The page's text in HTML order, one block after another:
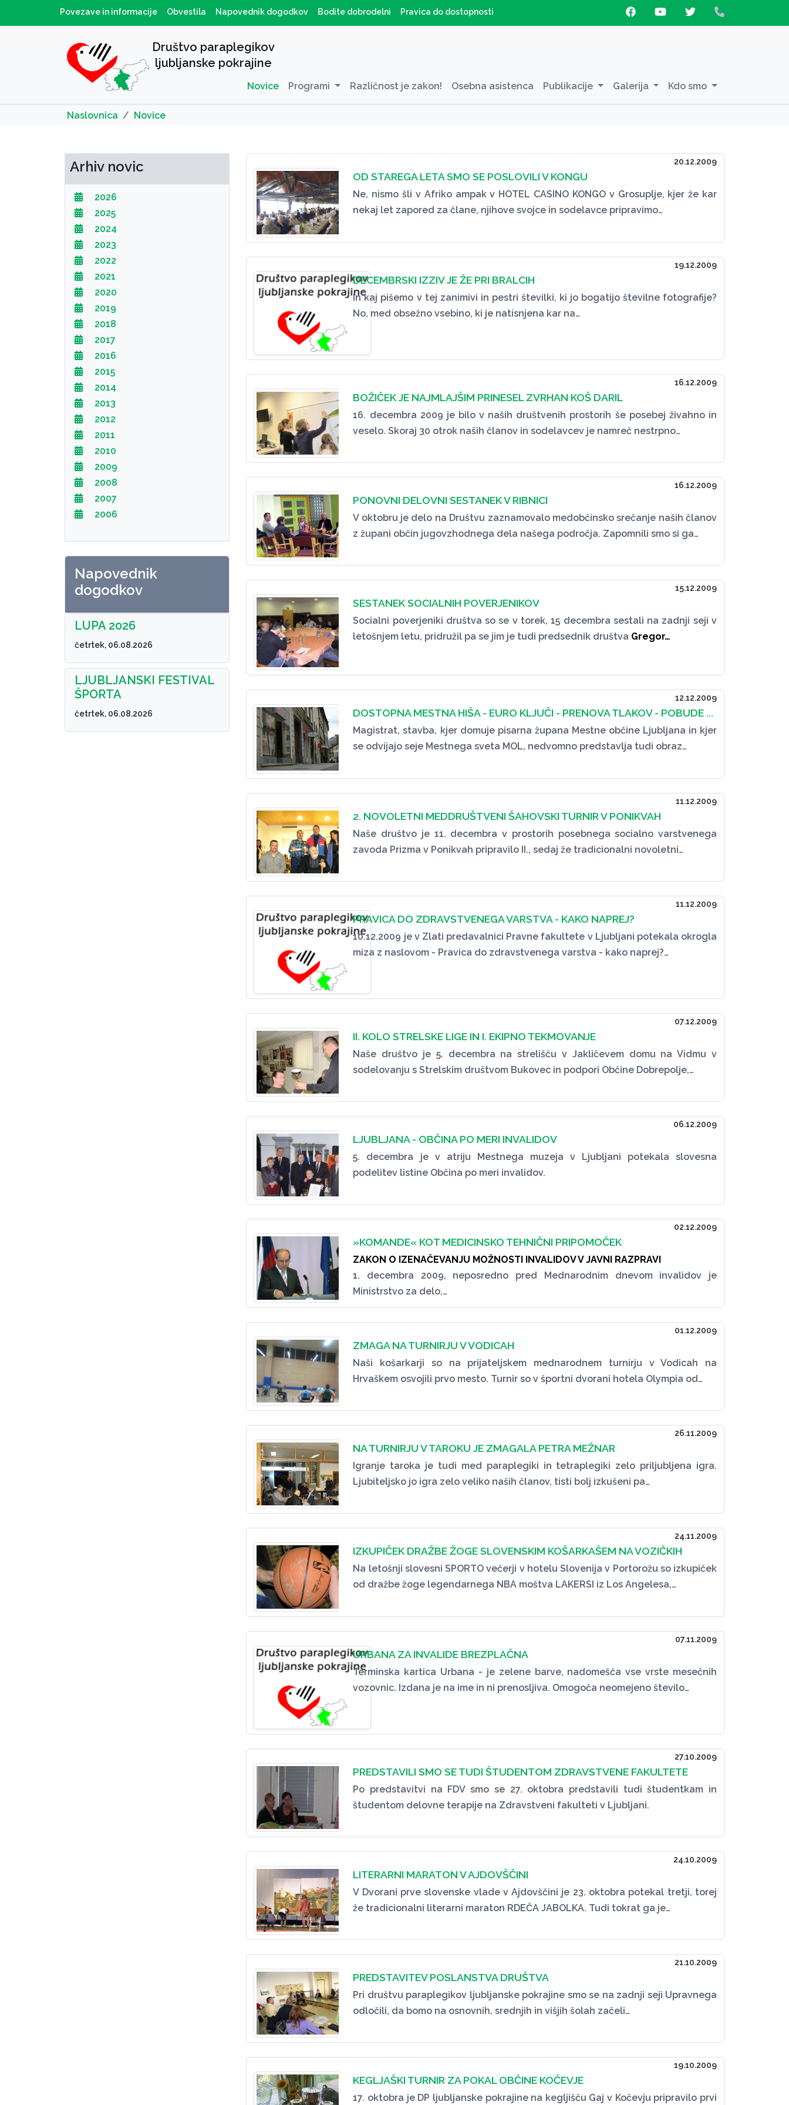
Povezave in informacije Obvestila Napovednik dogodkov Bodite dobrodelni Pravica do dostopnosti
Društvo paraplegikov
ljubljanske pokrajine
Novice Programi Različnost je zakon! Osebna asistenca Publikacije Galerija Kdo smo
Naslovnica Novice
Arhiv novic
2026
2025
2024
2023
2022
2021
2020
2019
2018
2017
2016
2015
2014
2013
2012
2011
2010
2009
2008
2007
2006
Napovednik
dogodkov
LUPA 2026
četrtek, 06.08.2026
LJUBLJANSKI FESTIVAL
ŠPORTA
četrtek, 06.08.2026
20.12.2009
OD STAREGA LETA SMO SE POSLOVILI V KONGU
Ne, nismo šli v Afriko ampak v HOTEL CASINO KONGO v Grosuplje, kjer že kar
nekaj let zapored za člane, njihove svojce in sodelavce pripravimo…
19.12.2009
DECEMBRSKI IZZIV JE ŽE PRI BRALCIH
In kaj pišemo v tej zanimivi in pestri številki, ki jo bogatijo številne fotografije?
No, med obsežno vsebino, ki je natisnjena kar na…
16.12.2009
BOŽIČEK JE NAJMLAJŠIM PRINESEL ZVRHAN KOŠ DARIL
16. decembra 2009 je bilo v naših društvenih prostorih še posebej živahno in
veselo. Skoraj 30 otrok naših članov in sodelavcev je namreč nestrpno…
16.12.2009
PONOVNI DELOVNI SESTANEK V RIBNICI
V oktobru je delo na Društvu zaznamovalo medobčinsko srečanje naših članov
z župani občin jugovzhodnega dela našega področja. Zapomnili smo si ga…
15.12.2009
SESTANEK SOCIALNIH POVERJENIKOV
Socialni poverjeniki društva so se v torek, 15 decembra sestali na zadnji seji v
letošnjem letu, pridružil pa se jim je tudi predsednik društva Gregor…
12.12.2009
DOSTOPNA MESTNA HIŠA - EURO KLJUČI - PRENOVA TLAKOV - POBUDE ...
Magistrat, stavba, kjer domuje pisarna župana Mestne občine Ljubljana in kjer
se odvijajo seje Mestnega sveta MOL, nedvomno predstavlja tudi obraz…
11.12.2009
2. NOVOLETNI MEDDRUŠTVENI ŠAHOVSKI TURNIR V PONIKVAH
Naše društvo je 11. decembra v prostorih posebnega socialno varstvenega
zavoda Prizma v Ponikvah pripravilo II., sedaj že tradicionalni novoletni…
11.12.2009
PRAVICA DO ZDRAVSTVENEGA VARSTVA - KAKO NAPREJ?
10.12.2009 je v Zlati predavalnici Pravne fakultete v Ljubljani potekala okrogla
miza z naslovom - Pravica do zdravstvenega varstva - kako naprej?…
07.12.2009
II. KOLO STRELSKE LIGE IN I. EKIPNO TEKMOVANJE
Naše društvo je 5. decembra na strelišču v Jakličevem domu na Vidmu v
sodelovanju s Strelskim društvom Bukovec in podpori Občine Dobrepolje,…
06.12.2009
LJUBLJANA - OBČINA PO MERI INVALIDOV
5. decembra je v atriju Mestnega muzeja v Ljubljani potekala slovesna
podelitev listine Občina po meri invalidov.
02.12.2009
»KOMANDE« KOT MEDICINSKO TEHNIČNI PRIPOMOČEK
ZAKON O IZENAČEVANJU MOŽNOSTI INVALIDOV V JAVNI RAZPRAVI
1. decembra 2009, neposredno pred Mednarodnim dnevom invalidov je
Ministrstvo za delo,…
01.12.2009
ZMAGA NA TURNIRJU V VODICAH
Naši košarkarji so na prijateljskem mednarodnem turnirju v Vodicah na
Hrvaškem osvojili prvo mesto. Turnir so v športni dvorani hotela Olympia od…
26.11.2009
NA TURNIRJU V TAROKU JE ZMAGALA PETRA MEŽNAR
Igranje taroka je tudi med paraplegiki in tetraplegiki zelo priljubljena igra.
Ljubiteljsko jo igra zelo veliko naših članov, tisti bolj izkušeni pa…
24.11.2009
IZKUPIČEK DRAŽBE ŽOGE SLOVENSKIM KOŠARKAŠEM NA VOZIČKIH
Na letošnji slovesni SPORTO večerji v hotelu Slovenija v Portorožu so izkupiček
od dražbe žoge legendarnega NBA moštva LAKERSI iz Los Angelesa,…
07.11.2009
URBANA ZA INVALIDE BREZPLAČNA
Terminska kartica Urbana - je zelene barve, nadomešča vse vrste mesečnih
vozovnic. Izdana je na ime in ni prenosljiva. Omogoča neomejeno število…
27.10.2009
PREDSTAVILI SMO SE TUDI ŠTUDENTOM ZDRAVSTVENE FAKULTETE
Po predstavitvi na FDV smo se 27. oktobra predstavili tudi študentkam in
študentom delovne terapije na Zdravstveni fakulteti v Ljubljani.
24.10.2009
LITERARNI MARATON V AJDOVŠČINI
V Dvorani prve slovenske vlade v Ajdovščini je 23. oktobra potekal tretji, torej
že tradicionalni literarni maraton RDEČA JABOLKA. Tudi tokrat ga je…
21.10.2009
PREDSTAVITEV POSLANSTVA DRUŠTVA
Pri društvu paraplegikov ljubljanske pokrajine smo se na zadnji seji Upravnega
odločili, da bomo na osnovnih, srednjih in višjih šolah začeli…
19.10.2009
KEGLJAŠKI TURNIR ZA POKAL OBČINE KOČEVJE
17. oktobra je DP ljubljanske pokrajine na kegljišču Gaj v Kočevju pripravilo prvi